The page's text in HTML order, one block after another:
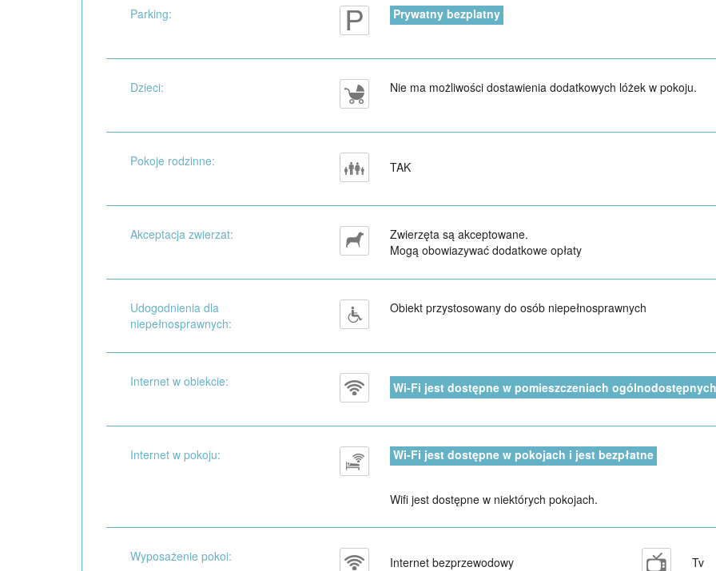
Parking: Prywatny bezplatny
Dzieci: Nie ma możliwości dostawienia dodatkowych lóżek w pokoju.
Pokoje rodzinne: TAK
Akceptacja zwierzat:
Zwierzęta są akceptowane.
Mogą obowiazywać dodatkowe opłaty
Udogodnienia dla
niepełnosprawnych:
Obiekt przystosowany do osób niepełnosprawnych
Internet w obiekcie: Wi-Fi jest dostępne w pomieszczeniach
Internet w pokoju: Wi-Fi jest dostępne w pokojach i jest bezpłatne
Wifi jest dostępne w niektórych pokojach.
Wyposażenie pokoi: Internet bezprzewodowy Tv